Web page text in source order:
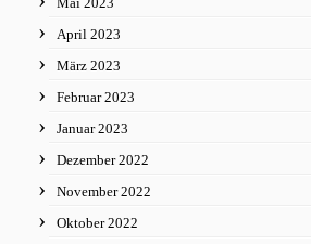
April 2023
März 2023
Februar 2023
Januar 2023
Dezember 2022
November 2022
Oktober 2022